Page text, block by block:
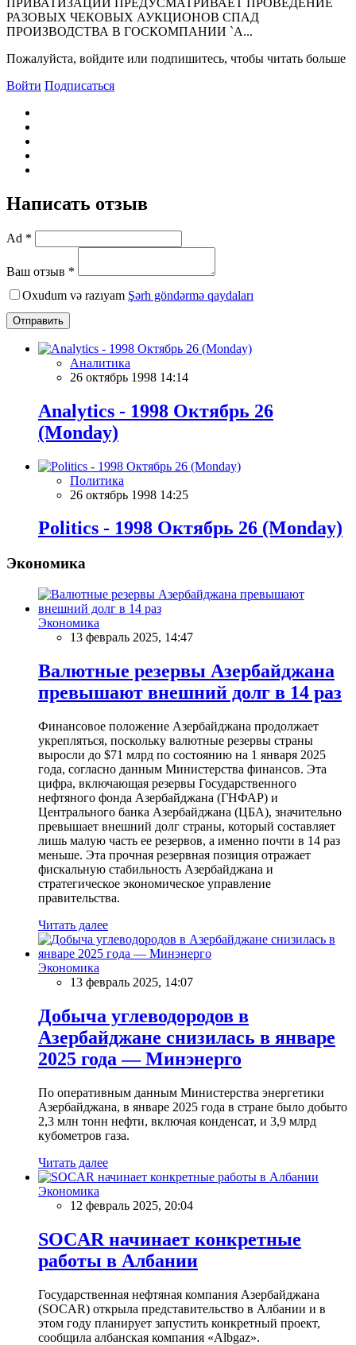
ПРИВАТИЗАЦИИ ПРЕДУСМАТРИВАЕТ ПРОВЕДЕНИЕ
РАЗОВЫХ ЧЕКОВЫХ АУКЦИОНОВ СПАД
ПРОИЗВОДСТВА В ГОСКОМПАНИИ `А...
Пожалуйста, войдите или подпишитесь, чтобы читать больше
Войти Подписаться
Написать отзыв
Ad *
Ваш отзыв *
Oxudum və razıyam Şərh göndərmə qaydaları
Отправить
Аналитика
26 октябрь 1998 14:14
Analytics - 1998 Октябрь 26
(Monday)
Политика
26 октябрь 1998 14:25
Politics - 1998 Октябрь 26 (Monday)
Экономика
Экономика
13 февраль 2025, 14:47
Валютные резервы Азербайджана
превышают внешний долг в 14 раз
Финансовое положение Азербайджана продолжает
укрепляться, поскольку валютные резервы страны
выросли до $71 млрд по состоянию на 1 января 2025
года, согласно данным Министерства финансов. Эта
цифра, включающая резервы Государственного
нефтяного фонда Азербайджана (ГНФАР) и
Центрального банка Азербайджана (ЦБА), значительно
превышает внешний долг страны, который составляет
лишь малую часть ее резервов, а именно почти в 14 раз
меньше. Эта прочная резервная позиция отражает
фискальную стабильность Азербайджана и
стратегическое экономическое управление
правительства.
Читать далее
Экономика
13 февраль 2025, 14:07
Добыча углеводородов в
Азербайджане снизилась в январе
2025 года — Минэнерго
По оперативным данным Министерства энергетики
Азербайджана, в январе 2025 года в стране было добыто
2,3 млн тонн нефти, включая конденсат, и 3,9 млрд
кубометров газа.
Читать далее
Экономика
12 февраль 2025, 20:04
SOCAR начинает конкретные
работы в Албании
Государственная нефтяная компания Азербайджана
(SOCAR) открыла представительство в Албании и в
этом году планирует запустить конкретный проект,
сообщила албанская компания «Albgaz».